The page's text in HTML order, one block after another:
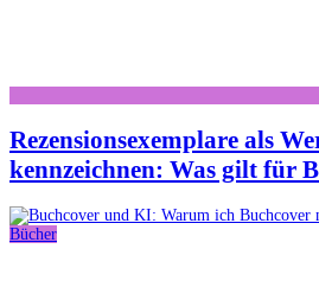
Rezensionsexemplare als
kennzeichnen: Was gilt für
Bücher